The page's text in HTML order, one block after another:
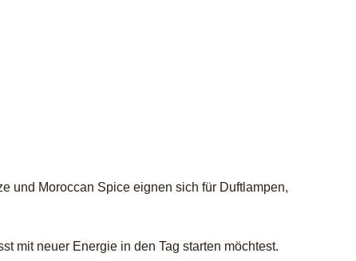
und Moroccan Spice eignen sich für Duftlampen,
mit neuer Energie in den Tag starten möchtest.